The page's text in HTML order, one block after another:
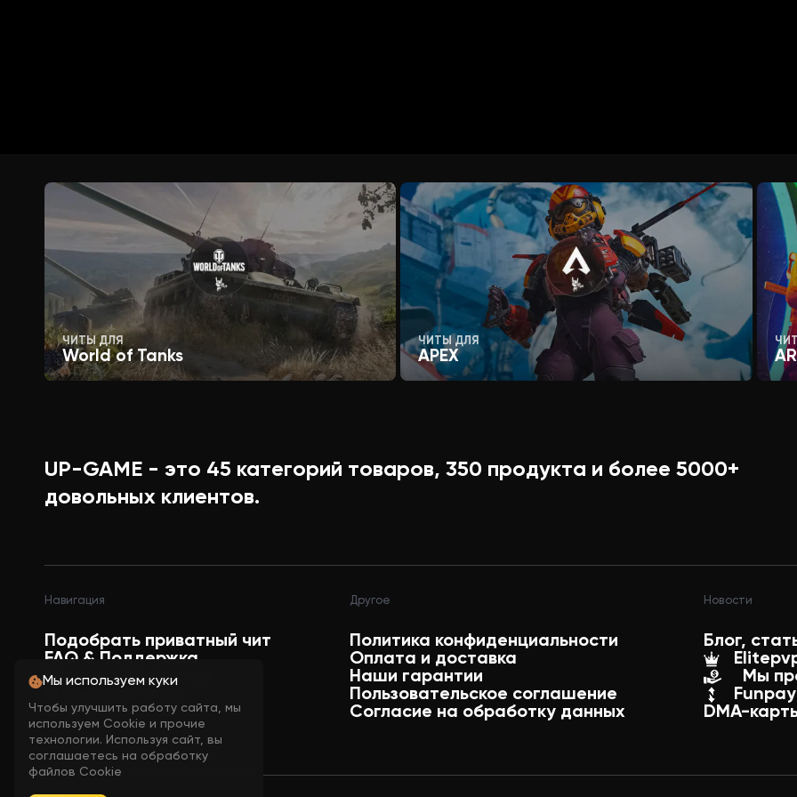
Render Distance (дистанция отрисовки)
Name (имя игрока)
Distance (дистанция в метрах)
Box (рамка вокруг игрока)
Show Bots (показывать ботов)
WORLD ESP (ESP мира)
ЧИТЫ ДЛЯ
World of Tanks
ЧИТЫ ДЛЯ
APEX
UP-GAME - это 45 категорий товаров, 350 продукта и более 5000+
довольных клиентов.
Навигация
Подобрать приватный чит
FAQ & Поддержка
Магазин аккаунтов
Статусы читов
Другое
Политика конфиденциальности
Оплата и доставка
Наши гарантии
Пользовательское соглашение
Согласие на обработку данных
Новости
Блог,
Мы
Funpay
DMA-
Мы используем куки
Чтобы улучшить работу сайта, мы
используем Cookie и прочие
технологии. Используя сайт, вы
соглашаетесь на обработку
файлов Cookie